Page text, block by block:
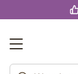
Zoeken
Categorieën
Merken